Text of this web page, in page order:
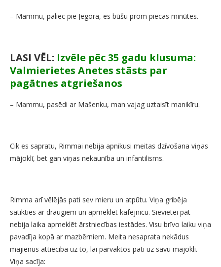
– Mammu, paliec pie Jegora, es būšu prom piecas minūtes.
LASI VĒL: Izvēle pēc 35 gadu klusuma:
Valmierietes Anetes stāsts par
pagātnes atgriešanos
– Mammu, pasēdi ar Mašenku, man vajag uztaisīt manikīru.
Cik es sapratu, Rimmai nebija apnikusi meitas dzīvošana viņas
mājoklī, bet gan viņas nekaunība un infantilisms.
Rimma arī vēlējās pati sev mieru un atpūtu. Viņa gribēja
satikties ar draugiem un apmeklēt kafejnīcu. Sievietei pat
nebija laika apmeklēt ārstniecības iestādes. Visu brīvo laiku viņa
pavadīja kopā ar mazbērniem. Meita nesaprata nekādus
mājienus attiecībā uz to, lai pārvāktos pati uz savu mājokli.
Viņa sacīja: